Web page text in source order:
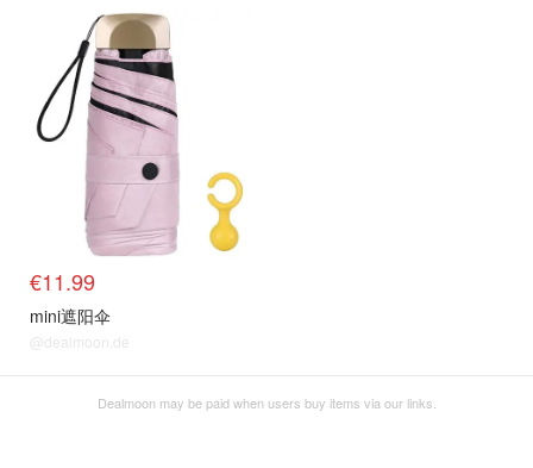
€11.99
mini遮阳伞
@dealmoon.de
Dealmoon may be paid when users buy items via our links.